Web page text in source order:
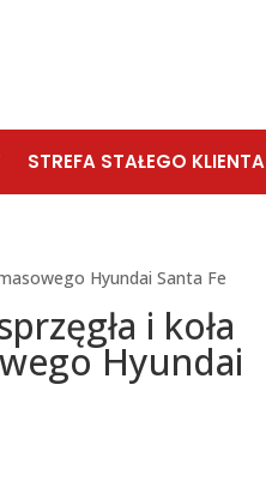
STREFA STAŁEGO KLIENTA
Hyundai Santa Fe
i koła
Hyundai